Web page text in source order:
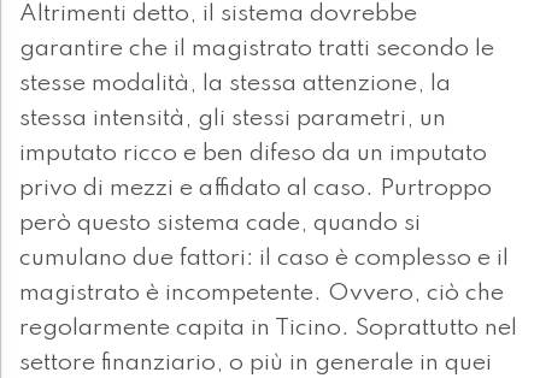
Altrimenti detto, il sistema dovrebbe
garantire che il magistrato tratti secondo le
stesse modalità, la stessa attenzione, la
stessa intensità, gli stessi parametri, un
imputato ricco e ben difeso da un imputato
privo di mezzi e affidato al caso. Purtroppo
però questo sistema cade, quando si
cumulano due fattori: il caso è complesso e il
magistrato è incompetente. Ovvero, ciò che
regolarmente capita in Ticino. Soprattutto nel
settore finanziario, o più in generale in quei